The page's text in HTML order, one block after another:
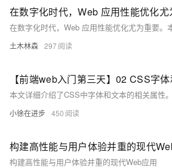
土木林森 297
【前端web入门第三天】02 CSS字
小徐在进步 450
构建高性能与用户体验并重的现代
构建高性能与用户体验并重的现代Web应用